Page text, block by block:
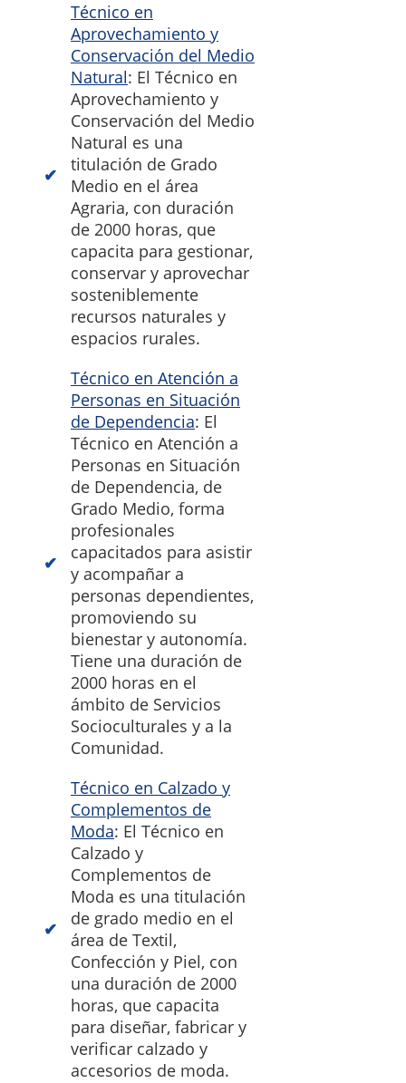
Técnico en
Aprovechamiento y
Conservación del Medio
Natural: El Técnico en
Aprovechamiento y
Conservación del Medio
Natural es una
titulación de Grado
Medio en el área
Agraria, con duración
de 2000 horas, que
capacita para gestionar,
conservar y aprovechar
sosteniblemente
recursos naturales y
espacios rurales.
Técnico en Atención a
Personas en Situación
de Dependencia: El
Técnico en Atención a
Personas en Situación
de Dependencia, de
Grado Medio, forma
profesionales
capacitados para asistir
y acompañar a
personas dependientes,
promoviendo su
bienestar y autonomía.
Tiene una duración de
2000 horas en el
ámbito de Servicios
Socioculturales y a la
Comunidad.
Técnico en Calzado y
Complementos de
Moda: El Técnico en
Calzado y
Complementos de
Moda es una titulación
de grado medio en el
área de Textil,
Confección y Piel, con
una duración de 2000
horas, que capacita
para diseñar, fabricar y
verificar calzado y
accesorios de moda.